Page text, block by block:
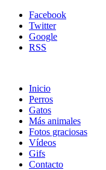
Facebook
Twitter
Google
RSS
Inicio
Perros
Gatos
Más animales
Fotos graciosas
Vídeos
Gifs
Contacto